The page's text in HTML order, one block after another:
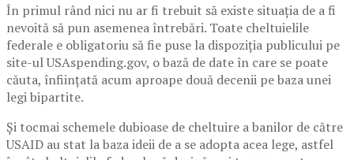
În primul rând nici nu ar fi trebuit să existe situația de a fi
nevoită să pun asemenea întrebări. Toate cheltuielile
federale e obligatoriu să fie puse la dispoziția publicului pe
site-ul USAspending.gov, o bază de date în care se poate
căuta, înființată acum aproape două decenii pe baza unei
legi bipartite.
Și tocmai schemele dubioase de cheltuire a banilor de către
USAID au stat la baza ideii de a se adopta acea lege, astfel